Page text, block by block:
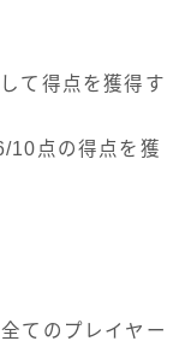
て得点を獲得す
10点の得点を獲
てのプレイヤー